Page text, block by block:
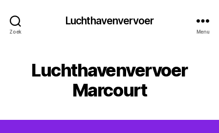
Zoek
Luchthavenvervoer
Menu
Luchthavenvervoer
Marcourt